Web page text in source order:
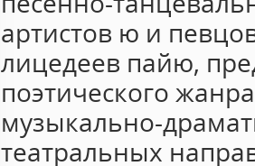
артистов ю и
лицедеев пайю,
поэтического
музыкально-
театральных